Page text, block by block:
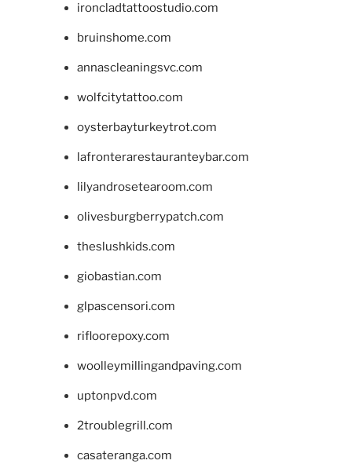
ironcladtattoostudio.com
bruinshome.com
annascleaningsvc.com
wolfcitytattoo.com
oysterbayturkeytrot.com
lafronterarestauranteybar.com
lilyandrosetearoom.com
olivesburgberrypatch.com
theslushkids.com
giobastian.com
glpascensori.com
rifloorepoxy.com
woolleymillingandpaving.com
uptonpvd.com
2troublegrill.com
casateranga.com